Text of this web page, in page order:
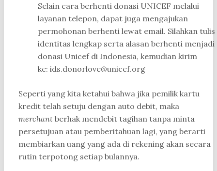
Selain cara berhenti donasi UNICEF melalui
layanan telepon, dapat juga mengajukan
permohonan berhenti lewat email. Silahkan tulis
identitas lengkap serta alasan berhenti menjadi
donasi Unicef di Indonesia, kemudian kirim
ke: ids.donorlove@unicef.org
Seperti yang kita ketahui bahwa jika pemilik kartu
kredit telah setuju dengan auto debit, maka
merchant berhak mendebit tagihan tanpa minta
persetujuan atau pemberitahuan lagi, yang berarti
membiarkan uang yang ada di rekening akan secara
rutin terpotong setiap bulannya.